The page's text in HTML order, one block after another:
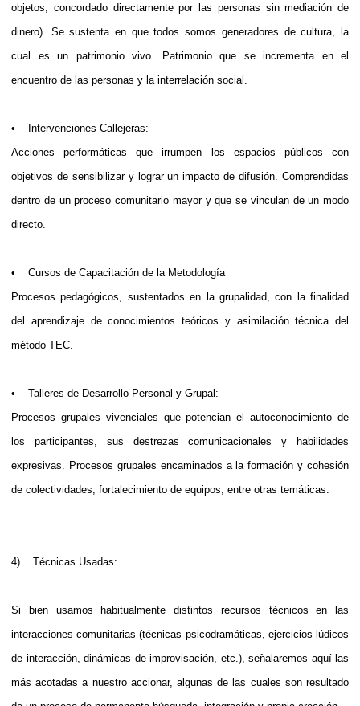
objetos, concordado directamente por las personas sin mediación de
dinero). Se sustenta en que todos somos generadores de cultura, la
cual es un patrimonio vivo. Patrimonio que se incrementa en el
encuentro de las personas y la interrelación social.
• Intervenciones Callejeras:
Acciones performáticas que irrumpen los espacios públicos con
objetivos de sensibilizar y lograr un impacto de difusión. Comprendidas
dentro de un proceso comunitario mayor y que se vinculan de un modo
directo.
• Cursos de Capacitación de la Metodología
Procesos pedagógicos, sustentados en la grupalidad, con la finalidad
del aprendizaje de conocimientos teóricos y asimilación técnica del
método TEC.
• Talleres de Desarrollo Personal y Grupal:
Procesos grupales vivenciales que potencian el autoconocimiento de
los participantes, sus destrezas comunicacionales y habilidades
expresivas. Procesos grupales encaminados a la formación y cohesión
de colectividades, fortalecimiento de equipos, entre otras temáticas.
4) Técnicas Usadas:
Si bien usamos habitualmente distintos recursos técnicos en las
interacciones comunitarias (técnicas psicodramáticas, ejercicios lúdicos
de interacción, dinámicas de improvisación, etc.), señalaremos aquí las
más acotadas a nuestro accionar, algunas de las cuales son resultado